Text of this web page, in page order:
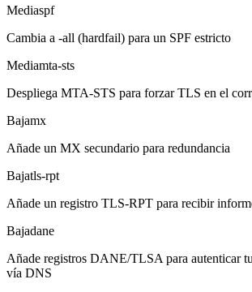
Mediaspf
Cambia a -all (hardfail) para un SPF estricto
Mediamta-sts
Despliega MTA-STS para forzar TLS en el
Bajamx
Añade un MX secundario para redundancia
Bajatls-rpt
Añade un registro TLS-RPT para recibir
Bajadane
Añade registros DANE/TLSA para autenticar
vía DNS